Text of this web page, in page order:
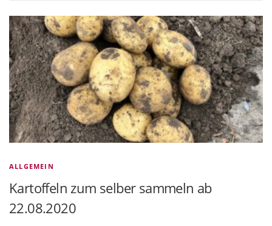
ALLGEMEIN
Kartoffeln zum selber sammeln ab
22.08.2020